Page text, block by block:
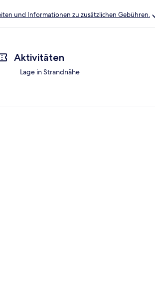
und Informationen zu zusätzlichen Gebühren.
Aktivitäten
Lage in Strandnähe